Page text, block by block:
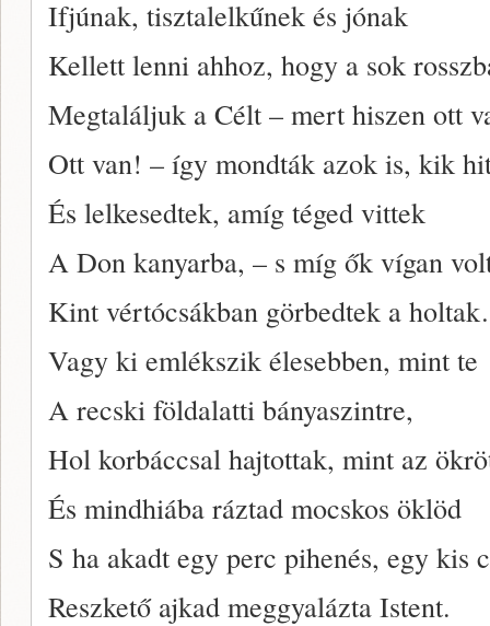
Ifjúnak, tisztalelkűnek és jónak
Kellett lenni ahhoz, hogy a sok
Megtaláljuk a Célt – mert hiszen ott
Ott van! – így mondták azok is, kik
És lelkesedtek, amíg téged vittek
A Don kanyarba, – s míg ők vígan
Kint vértócsákban görbedtek a
Vagy ki emlékszik élesebben, mint te
A recski földalatti bányaszintre,
Hol korbáccsal hajtottak, mint az
És mindhiába ráztad mocskos öklöd
S ha akadt egy perc pihenés, egy kis
Reszkető ajkad meggyalázta Istent.